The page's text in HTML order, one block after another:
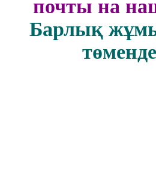
почты на
Барлық